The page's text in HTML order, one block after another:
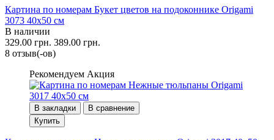
Картина по номерам Букет цветов на подоконнике Origami
3073 40x50 см
В наличии
329.00 грн. 389.00 грн.
8 отзыв(-ов)
Рекомендуем Акция
В закладки
В сравнение
Купить